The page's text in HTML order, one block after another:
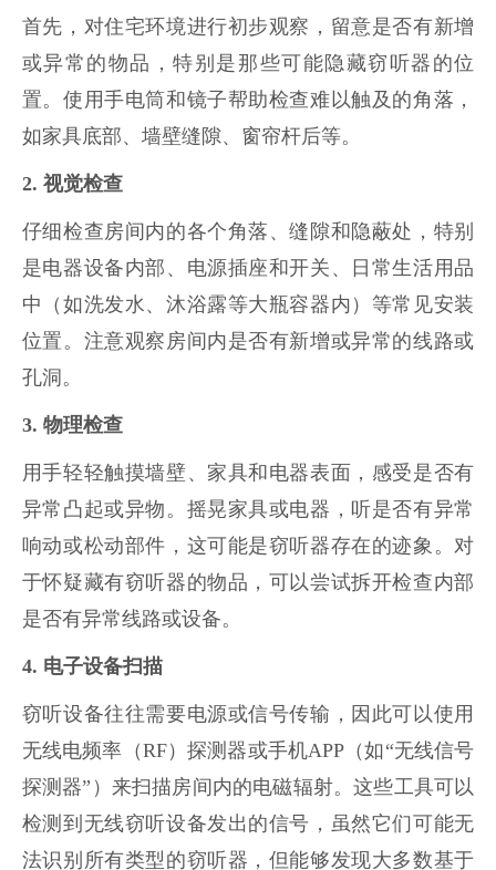
首先，对住宅环境进行初步观察，留意是否有新增
或异常的物品，特别是那些可能隐藏窃听器的位
置。使用手电筒和镜子帮助检查难以触及的角落，
如家具底部、墙壁缝隙、窗帘杆后等。
2. 视觉检查
仔细检查房间内的各个角落、缝隙和隐蔽处，特别
是电器设备内部、电源插座和开关、日常生活用品
中（如洗发水、沐浴露等大瓶容器内）等常见安装
位置。注意观察房间内是否有新增或异常的线路或
孔洞。
3. 物理检查
用手轻轻触摸墙壁、家具和电器表面，感受是否有
异常凸起或异物。摇晃家具或电器，听是否有异常
响动或松动部件，这可能是窃听器存在的迹象。对
于怀疑藏有窃听器的物品，可以尝试拆开检查内部
是否有异常线路或设备。
4. 电子设备扫描
窃听设备往往需要电源或信号传输，因此可以使用
无线电频率（RF）探测器或手机APP（如“无线信号
探测器”）来扫描房间内的电磁辐射。这些工具可以
检测到无线窃听设备发出的信号，虽然它们可能无
法识别所有类型的窃听器，但能够发现大多数基于